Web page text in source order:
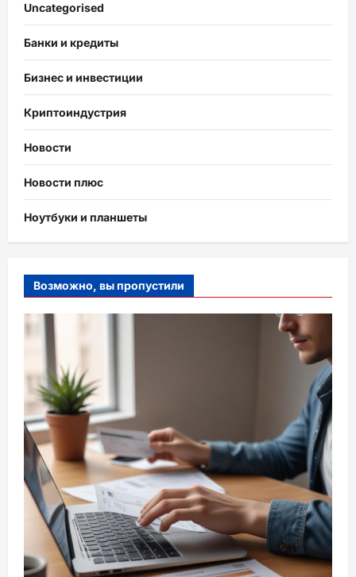
Uncategorised
Банки и кредиты
Бизнес и инвестиции
Криптоиндустрия
Новости
Новости плюс
Ноутбуки и планшеты
Возможно, вы пропустили